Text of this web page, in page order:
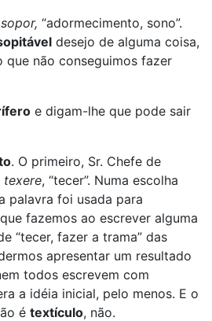
sopor, “adormecimento, sono”.
desejo de alguma coisa,
que não conseguimos fazer
e digam-lhe que pode sair
. O primeiro, Sr. Chefe de
texere, “tecer”. Numa escolha
palavra foi usada para
fazemos ao escrever alguma
“tecer, fazer a trama” das
apresentar um resultado
todos escrevem com
a idéia inicial, pelo menos. E o
é textículo, não.